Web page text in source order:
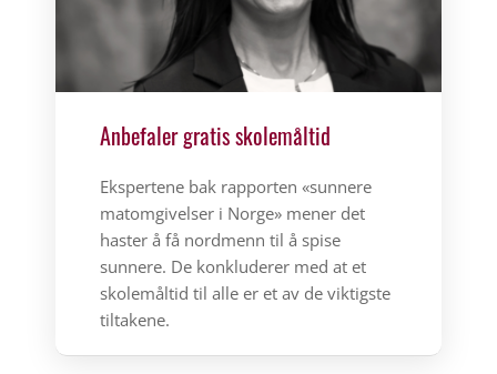
Anbefaler gratis skolemåltid
Ekspertene bak rapporten «sunnere
matomgivelser i Norge» mener det
haster å få nordmenn til å spise
sunnere. De konkluderer med at et
skolemåltid til alle er et av de viktigste
tiltakene.